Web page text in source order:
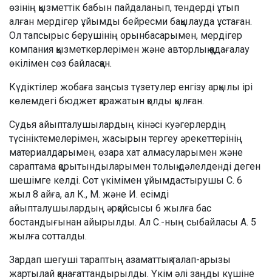
өзінің қызметтік бабын пайдаланып, тендерді ұтып
алған мердігер ұйымды бейресми бақылауда ұстаған.
Ол тапсырыс берушінің орынбасарымен, мердігер
компания қызметкерлерімен және авторлық қадағалау
өкілімен сөз байласқан.
Күдіктілер жобаға заңсыз түзетулер енгізу арқылы ірі
көлемдегі бюджет қаражатын қолды қылған.
Судья айыпталушылардың кінәсі куәгерлердің
түсініктемелерімен, жасырын тергеу әрекеттерінің
материалдарымен, өзара хат алмасуларымен және
сараптама қорытындыларымен толық дәлелденді деген
шешімге келді. Сот үкімімен ұйымдастырушы С. 6
жыл 8 айға, ал К., М. және И. есімді
айыпталушылардың әрқайсысы 6 жылға бас
бостандығынан айырылды. Ал С.-ның сыбайласы А. 5
жылға сотталды.
Зардап шегуші тараптың азаматтық талап-арызы
жартылай қанағаттандырылды. Үкім әлі заңды күшіне